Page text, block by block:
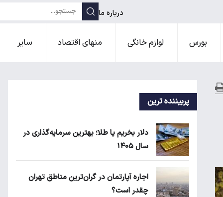
درباره ما
بورس لوازم خانگی منهای اقتصاد سایر
پربیننده ترین
دلار بخریم یا طلا؛ بهترین سرمایه‌گذاری در
سال ۱۴۰۵
اجاره آپارتمان در گران‌ترین مناطق تهران
چقدر است؟